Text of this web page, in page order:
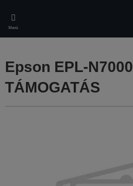
main
content
Menü
Epson EPL-N7000
TÁMOGATÁS